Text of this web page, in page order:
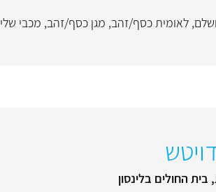
, לאומית כסף/זהב, מגן כסף/זהב, מכבי שלי
החולים בלינסון